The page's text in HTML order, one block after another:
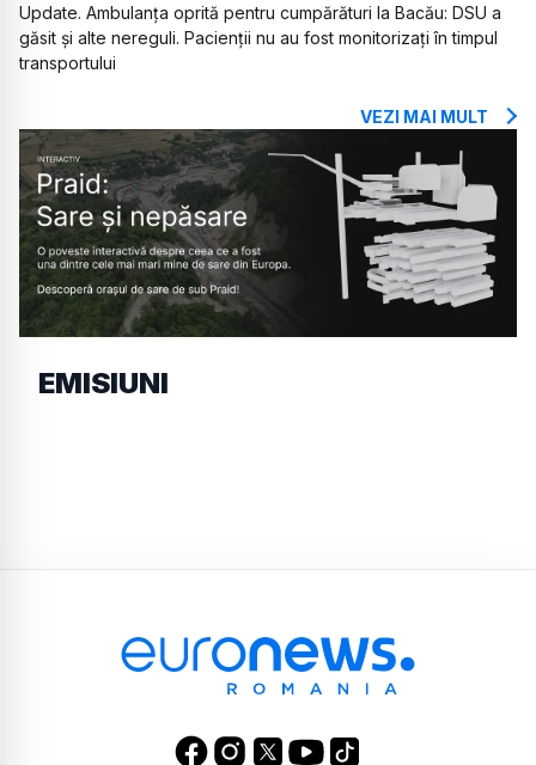
Update. Ambulanța oprită pentru cumpărături la Bacău: DSU a
găsit și alte nereguli. Pacienții nu au fost monitorizați în timpul
transportului
VEZI MAI MULT
EMISIUNI